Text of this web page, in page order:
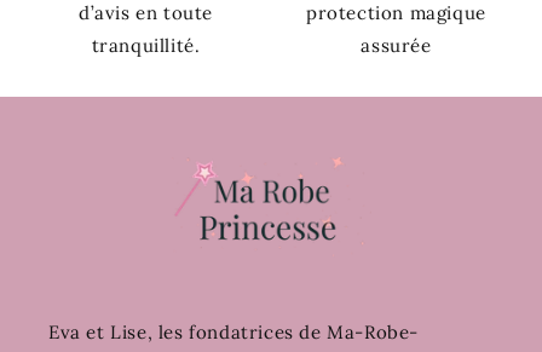
d’avis en toute
tranquillité.
protection magique
assurée
Eva et Lise, les fondatrices de Ma-Robe-